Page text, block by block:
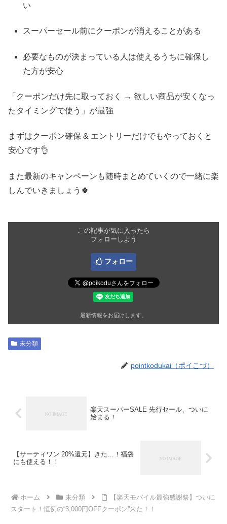
い
スーパーセール前にクーポンが消えることがある
必要なものが決まっている人は使えるうちに確保し
た方が安心
「クーポンだけ先に取っておく → 欲しい商品が安くなっ
たタイミングで使う」が最強
まずはクーポン確保 & エントリーだけでもやっておくと
安心です👌
また最新のキャンペーンも随時まとめていくので一緒に楽
しんでいきましょう🍀
この記事が気に入ったら
フォローしよう
フォロー
最新情報をお届けします。
未分類
pointkodukai（ポイこづ）
楽天スーパーSALE 先行セール、ついに
始まる！
【サーティワン 20%還元】きた…！福袋
にも使える！！
ホーム 未分類
【楽天モバイル最強感謝祭】ついに
スタート！恒例の“3,000円OFFクーポン”来た！！